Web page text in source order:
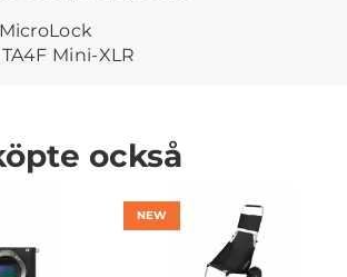
MicroLock
TA4F Mini-XLR
också
NEW